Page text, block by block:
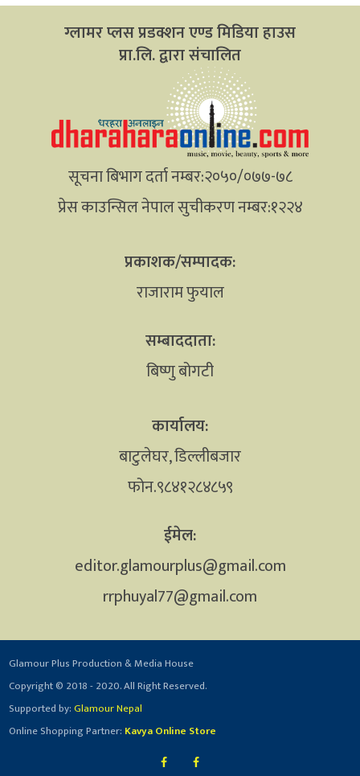
ग्लामर प्लस प्रडक्शन एण्ड मिडिया हाउस
प्रा.लि. द्वारा संचालित
सूचना बिभाग दर्ता नम्बर:२०५०/०७७-७८
प्रेस काउन्सिल नेपाल सुचीकरण नम्बर:१२२४
प्रकाशक/सम्पादक:
राजाराम फुयाल
सम्बाददाता:
बिष्णु बोगटी
कार्यालय:
बाटुलेघर, डिल्लीबजार
फोन.९८४१२८४८५९
ईमेल:
editor.glamourplus@gmail.com
rrphuyal77@gmail.com
Glamour Plus Production & Media House
Copyright © 2018 - 2020. All Right Reserved.
Supported by:Glamour Nepal
Online Shopping Partner: Kavya Online Store